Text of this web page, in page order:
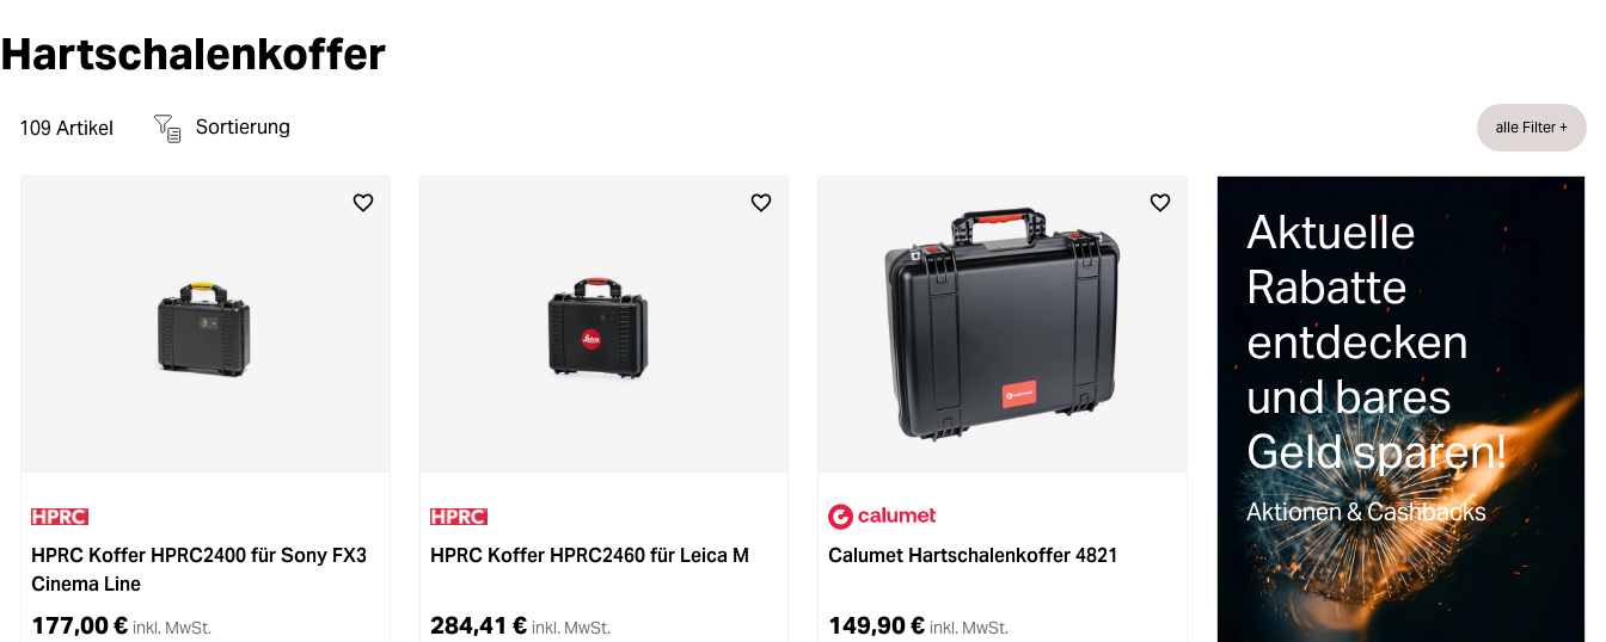
Hartschalenkoffer
109 Artikel Sortierung alle Filter +
HPRC Koffer HPRC2400 für Sony FX3
Cinema Line
177,00 € inkl. MwSt.
HPRC Koffer HPRC2460 für Leica M
284,41 € inkl. MwSt.
Calumet Hartschalenkoffer 4821
149,90 € inkl. MwSt.
Aktuelle
Rabatte
entdecken
und bares
Geld sparen!
Aktionen & Cashbacks